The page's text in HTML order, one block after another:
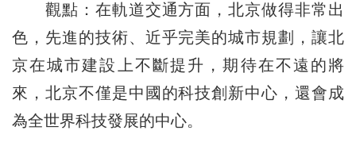
觀點：在軌道交通方面，北京做得非常出
色，先進的技術、近乎完美的城市規劃，讓北
京在城市建設上不斷提升，期待在不遠的將
來，北京不僅是中國的科技創新中心，還會成
為全世界科技發展的中心。